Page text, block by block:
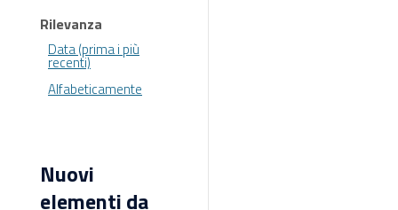
Rilevanza
Data (prima i più
recenti)
Alfabeticamente
Nuovi
elementi da